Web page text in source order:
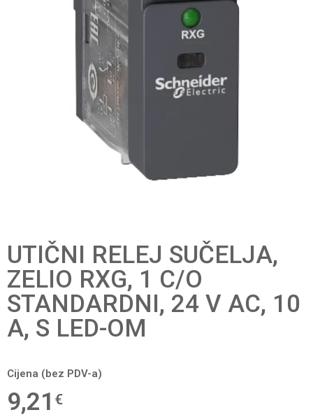
UTIČNI RELEJ SUČELJA,
ZELIO RXG, 1 C/O
STANDARDNI, 24 V AC, 10
A, S LED-OM
Cijena (bez PDV-a)
9,21 €